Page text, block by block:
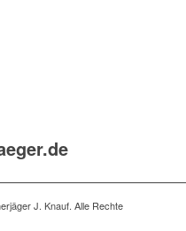
J. Knauf. Alle Rechte